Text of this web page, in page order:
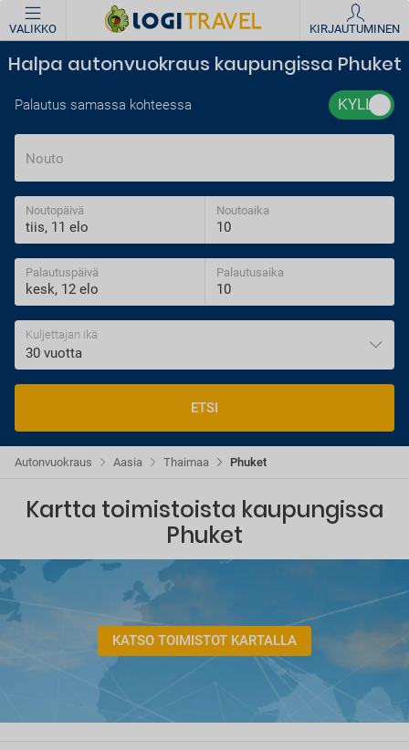
VALIKKO KIRJAUTUMINEN
Halpa autonvuokraus kaupungissa Phuket
Palautus samassa kohteessa
Nouto
Noutopäivä Noutoaika
Palautuspäivä Palautusaika
Kuljettajan ikä
30 vuotta
ETSI
Phuket
Thaimaa
Aasia
Autonvuokraus
Kartta toimistoista kaupungissa
Phuket
KATSO TOIMISTOT KARTALLA